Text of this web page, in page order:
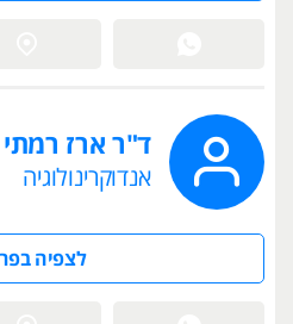
ד"ר ארז רמתי
אנדוקרינולוגיה
לצפיה